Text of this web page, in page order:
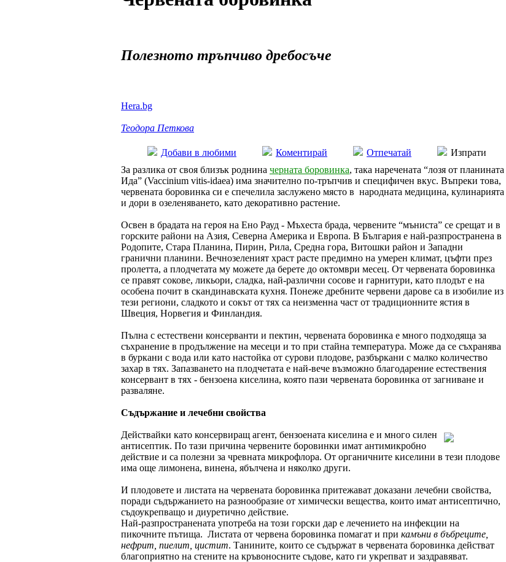
Полезното тръпчиво дребосъче
Hera.bg
Теодора Петкова
Добави в любими Коментирай Отпечатай
Изпрати
За разлика от своя близък роднина черната боровинка, така наречената “лозя от планината
Ида” (Vaccinium vitis-idaea) има значително по-тръпчив и специфичен вкус. Въпреки това,
червената боровинка си е спечелила заслужено място в народната медицина, кулинарията
и дори в озеленяването, като декоративно растение.
Освен в брадата на героя на Ено Рауд - Мъхеста брада, червените “мъниста” се срещат и в
горските райони на Азия, Северна Америка и Европа. В България е най-разпространена в
Родопите, Стара Планина, Пирин, Рила, Средна гора, Витошки район и Западни
гранични планини. Вечнозеленият храст расте предимно на умерен климат, цъфти през
пролетта, а плодчетата му можете да берете до октомври месец. От червената боровинка
се правят сокове, ликьори, сладка, най-различни сосове и гарнитури, като плодът е на
особена почит в скандинавската кухня. Понеже дребните червени дарове са в изобилие из
тези региони, сладкото и сокът от тях са неизменна част от традиционните ястия в
Швеция, Норвегия и Финландия.
Пълна с естествени консерванти и пектин, червената боровинка е много подходяща за
съхранение в продължение на месеци и то при стайна температура. Може да се съхранява
в буркани с вода или като настойка от сурови плодове, разбъркани с малко количество
захар в тях. Запазването на плодчетата е най-вече възможно благодарение естествения
консервант в тях - бензоена киселина, която пази червената боровинка от загниване и
разваляне.
Съдържание и лечебни свойства
Действайки като консервиращ агент, бензоената киселина е и много силен
антисептик. По тази причина червените боровинки имат антимикробно
действие и са полезни за чревната микрофлора. От органичните киселини в тези плодове
има още лимонена, винена, ябълчена и няколко други.
И плодовете и листата на червената боровинка притежават доказани лечебни свойства,
поради съдържанието на разнообразие от химически вещества, които имат антисептично,
съдоукрепващо и диуретично действие.
Най-разпространената употреба на този горски дар е лечението на инфекции на
пикочните пътища. Листата от червена боровинка помагат и при камъни в бъбреците,
нефрит, пиелит, цистит. Танините, които се съдържат в червената боровинка действат
благоприятно на стените на кръвоносните съдове, като ги укрепват и заздравяват.